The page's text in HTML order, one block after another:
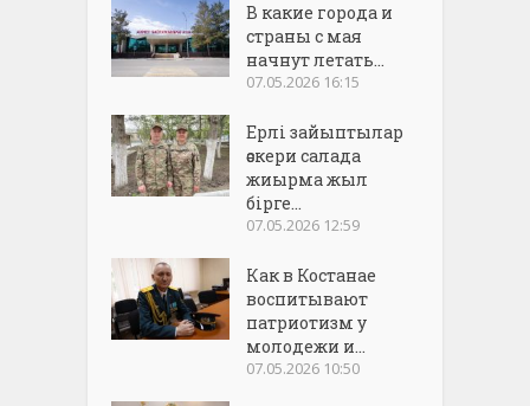
В какие города и
страны с мая
начнут летать...
07.05.2026 16:15
Ерлі зайыптылар
әскери салада
жиырма жыл
бірге...
07.05.2026 12:59
Как в Костанае
воспитывают
патриотизм у
молодежи и...
07.05.2026 10:50